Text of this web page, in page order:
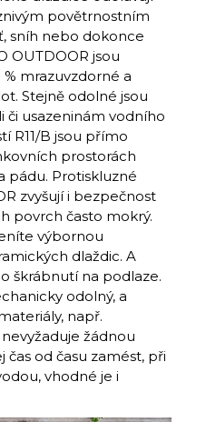
povětrnostním
sníh nebo dokonce
OUTDOOR jsou
mrazuvzdorné a
Stejně odolné jsou
či usazeninám vodního
R11/B jsou přímo
prostorách
pádu. Protiskluzné
zvyšují i bezpečnost
povrch často mokrý.
výbornou
dlaždic. A
škrábnutí na podlaze.
odolný, a
např.
žádnou
čas od času zamést, při
vhodné je i